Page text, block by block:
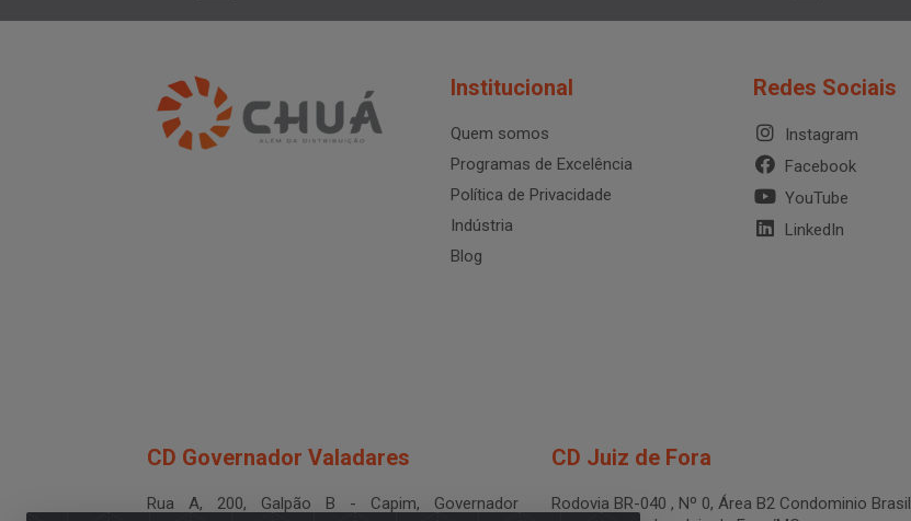
Institucional
Quem somos
Programas de Excelência
Política de Privacidade
Indústria
Blog
Redes Sociais
Instagram
Facebook
YouTube
LinkedIn
CD Governador Valadares
Rua A, 200, Galpão B - Capim, Governador
CD Juiz de Fora
Rodovia BR-040 , Nº 0, Área B2 Condominio Brasil